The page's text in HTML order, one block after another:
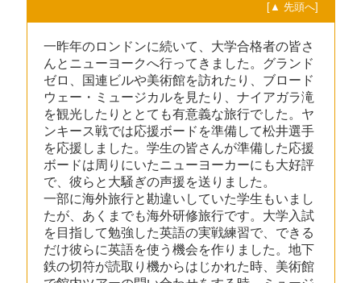
[▲ 先頭へ]
一昨年のロンドンに続いて、大学合格者の皆さ
んとニューヨークへ行ってきました。グランド
ゼロ、国連ビルや美術館を訪れたり、ブロード
ウェー・ミュージカルを見たり、ナイアガラ滝
を観光したりととても有意義な旅行でした。ヤ
ンキース戦では応援ボードを準備して松井選手
を応援しました。学生の皆さんが準備した応援
ボードは周りにいたニューヨーカーにも大好評
で、彼らと大騒ぎの声援を送りました。
一部に海外旅行と勘違いしていた学生もいまし
たが、あくまでも海外研修旅行です。大学入試
を目指して勉強した英語の実戦練習で、できる
だけ彼らに英語を使う機会を作りました。地下
鉄の切符が読取り機からはじかれた時、美術館